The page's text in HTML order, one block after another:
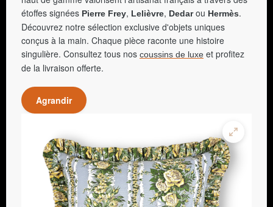
étoffes signées Pierre Frey, Lelièvre, Dedarou Hermès.
Découvrez notre sélection exclusive d'objets uniques
conçus à la main. Chaque pièce raconte une histoire
singulière. Consultez tous nos coussins de luxe et profitez
de la livraison offerte.
Agrandir